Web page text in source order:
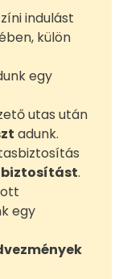
indulást
külön
egy
utas után
adunk.
biztosítást.
egy